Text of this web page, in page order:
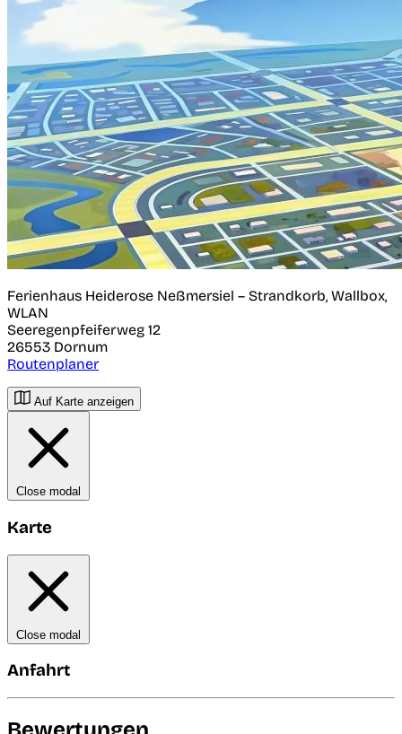
Ferienhaus Heiderose Neßmersiel – Strandkorb, Wallbox,
WLAN
Seeregenpfeiferweg 12
26553 Dornum
Routenplaner
Auf Karte anzeigen
Close modal
Karte
Close modal
Anfahrt